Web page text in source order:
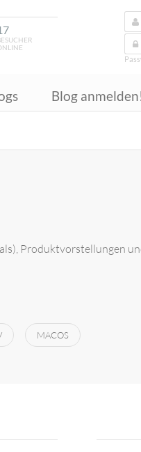
Blog
Produktvorstellungen
MACOS